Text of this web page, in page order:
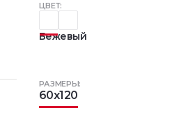
ЦВЕТ:
Бежевый
РАЗМЕРЫ:
60x120